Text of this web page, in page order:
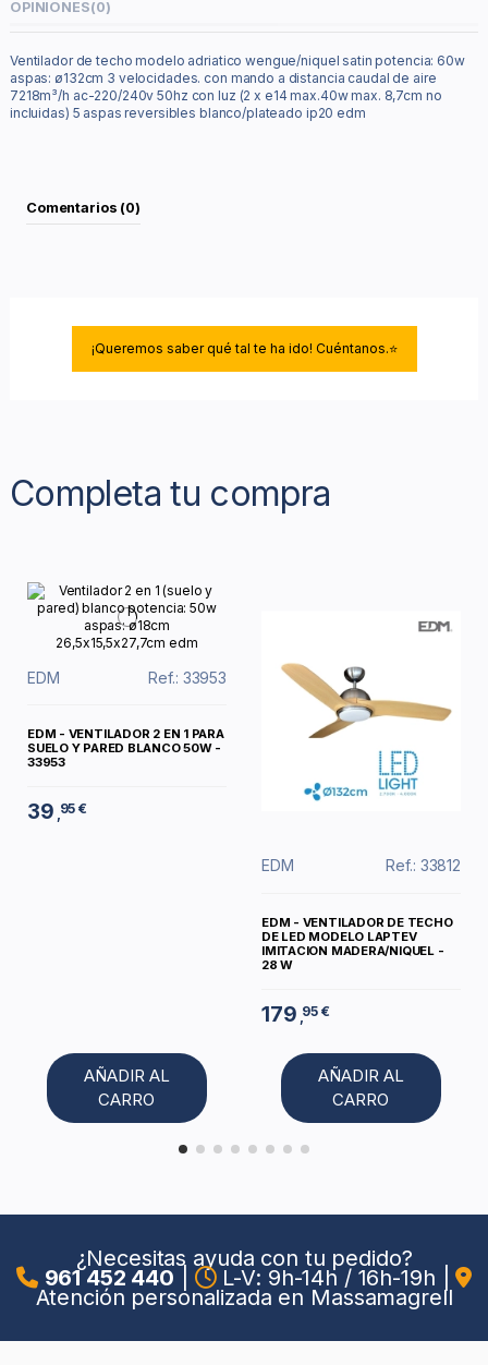
OPINIONES(0)
Ventilador de techo modelo adriatico wengue/niquel satin potencia: 60w
aspas: ø132cm 3 velocidades. con mando a distancia caudal de aire
7218m³/h ac-220/240v 50hz con luz (2 x e14 max.40w max. 8,7cm no
incluidas) 5 aspas reversibles blanco/plateado ip20 edm
Comentarios (0)
¡Queremos saber qué tal te ha ido! Cuéntanos.⭐
Completa tu compra
EDM Ref.: 33953
EDM - VENTILADOR 2 EN 1 PARA
SUELO Y PARED BLANCO 50W -
33953
39 ,95 €
AÑADIR AL
CARRO
EDM Ref.: 33812
EDM - VENTILADOR DE TECHO
DE LED MODELO LAPTEV
IMITACION MADERA/NIQUEL -
28 W
179 ,95 €
AÑADIR AL
CARRO
¿Necesitas ayuda con tu pedido?
961 452 440 L-V: 9h-14h / 16h-19h
Atención personalizada en Massamagrell